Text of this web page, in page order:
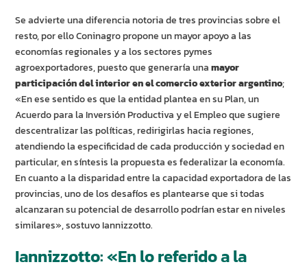
Se advierte una diferencia notoria de tres provincias sobre el
resto, por ello Coninagro propone un mayor apoyo a las
economías regionales y a los sectores pymes
agroexportadores, puesto que generaría unamayor
participación del interior en el comercio exterior argentino;
«En ese sentido es que la entidad plantea en su Plan, un
Acuerdo para la Inversión Productiva y el Empleo que sugiere
descentralizar las políticas, redirigirlas hacia regiones,
atendiendo la especificidad de cada producción y sociedad en
particular, en síntesis la propuesta es federalizar la economía.
En cuanto a la disparidad entre la capacidad exportadora de las
provincias, uno de los desafíos es plantearse que si todas
alcanzaran su potencial de desarrollo podrían estar en niveles
similares», sostuvo Iannizzotto.
Iannizzotto: «En lo referido a la